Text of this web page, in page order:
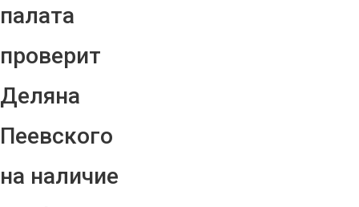
палата
проверит
Деляна
Пеевского
на наличие